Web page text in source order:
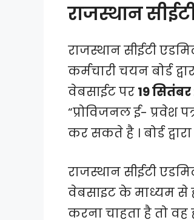
राजस्थान
राजस्थान सीईटी
कर्मचारी चयन बोर्ड
वेबसाईट पर 19
“प्रोविजनल ई- प्रवेश
कर सकते है । बोर्ड
राजस्थान सीईटी
वेबसाइट के माध्यम से
करना चाहता है तो